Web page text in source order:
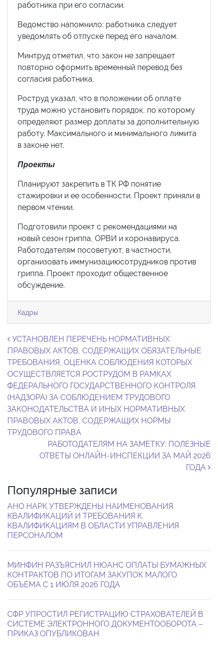
работника при его согласии.
Ведомство напомнило: работника следует
уведомлять об отпуске перед его началом.
Минтруд отметил, что закон не запрещает
повторно оформить временный перевод без
согласия работника.
Роструд указал, что в положении об оплате
труда можно установить порядок, по которому
определяют размер доплаты за дополнительную
работу. Максимального и минимального лимита
в законе нет.
Проекты
Планируют закрепить в ТК РФ понятие
стажировки и ее особенности. Проект приняли в
первом чтении.
Подготовили проект с рекомендациями на
новый сезон гриппа, ОРВИ и коронавируса.
Работодателям посоветуют, в частности,
организовать иммунизациюсотрудников против
гриппа. Проект проходит общественное
обсуждение.
Кадры
Навигация по записям
УСТАНОВЛЕН ПЕРЕЧЕНЬ НОРМАТИВНЫХ
ПРАВОВЫХ АКТОВ, СОДЕРЖАЩИХ ОБЯЗАТЕЛЬНЫЕ
ТРЕБОВАНИЯ, ОЦЕНКА СОБЛЮДЕНИЯ КОТОРЫХ
ОСУЩЕСТВЛЯЕТСЯ РОСТРУДОМ В РАМКАХ
ФЕДЕРАЛЬНОГО ГОСУДАРСТВЕННОГО КОНТРОЛЯ
(НАДЗОРА) ЗА СОБЛЮДЕНИЕМ ТРУДОВОГО
ЗАКОНОДАТЕЛЬСТВА И ИНЫХ НОРМАТИВНЫХ
ПРАВОВЫХ АКТОВ, СОДЕРЖАЩИХ НОРМЫ
ТРУДОВОГО ПРАВА
РАБОТОДАТЕЛЯМ НА ЗАМЕТКУ: ПОЛЕЗНЫЕ
ОТВЕТЫ ОНЛАЙН-ИНСПЕКЦИИ ЗА МАЙ 2026
ГОДА
Популярные записи
АНО НАРК УТВЕРЖДЕНЫ НАИМЕНОВАНИЯ
КВАЛИФИКАЦИЙ И ТРЕБОВАНИЯ К
КВАЛИФИКАЦИЯМ В ОБЛАСТИ УПРАВЛЕНИЯ
ПЕРСОНАЛОМ
МИНФИН РАЗЪЯСНИЛ НЮАНС ОПЛАТЫ БУМАЖНЫХ
КОНТРАКТОВ ПО ИТОГАМ ЗАКУПОК МАЛОГО
ОБЪЕМА С 1 ИЮЛЯ 2026 ГОДА
СФР УПРОСТИЛ РЕГИСТРАЦИЮ СТРАХОВАТЕЛЕЙ В
СИСТЕМЕ ЭЛЕКТРОННОГО ДОКУМЕНТООБОРОТА –
ПРИКАЗ ОПУБЛИКОВАН